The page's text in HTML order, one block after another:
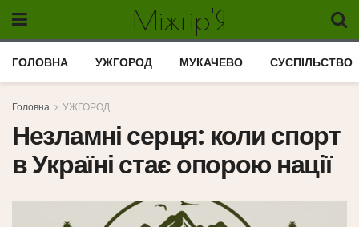
Міжгір'Я
ГОЛОВНА УЖГОРОД МУКАЧЕВО СУСПІЛЬСТВО
Головна УЖГОРОД
Незламні серця: коли спорт
в Україні стає опорою нації